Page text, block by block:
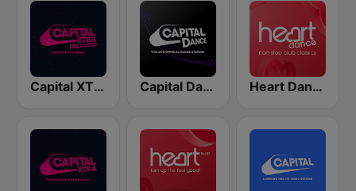
Capital XTRA Reloaded Capital Dance Heart Dance